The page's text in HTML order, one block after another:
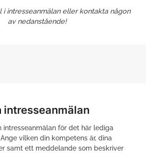
i intresseanmälan eller kontakta någon
av nedanstående!
intresseanmälan
intresseanmälan för det här lediga
vilken din kompetens är, dina
samt ett meddelande som beskriver